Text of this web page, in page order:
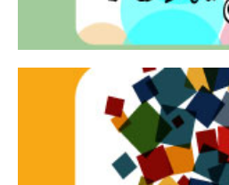
Continua